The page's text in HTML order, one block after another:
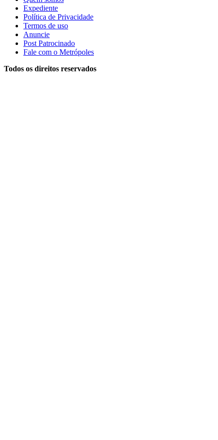
Expediente
Política de Privacidade
Termos de uso
Anuncie
Post Patrocinado
Fale com o Metrópoles
Todos os direitos reservados